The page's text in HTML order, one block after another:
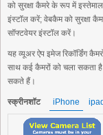
को सुरक्षा कैमरे के रूप में
इंस्टॉल करें; वेबकैम को सुरक्षा
सॉफ्टवेयर इंस्टॉल करें।
यह व्यूअर ऐप इमेज रिकॉर्डिंग
साथ कई कैमरों को चला सकता
सकते हैं।
स्क्रीनशॉट iPhone ipad